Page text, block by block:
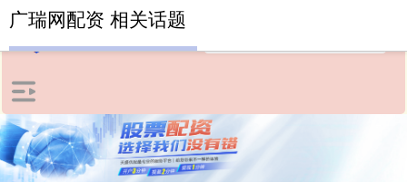
广瑞网配资 相关话题